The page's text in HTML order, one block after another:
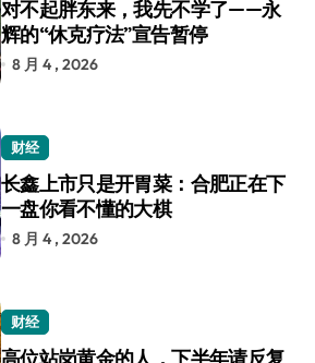
对不起胖东来，我先不学了——永
辉的“休克疗法”宣告暂停
8 月 4 , 2026
财经
长鑫上市只是开胃菜：合肥正在下
一盘你看不懂的大棋
8 月 4 , 2026
财经